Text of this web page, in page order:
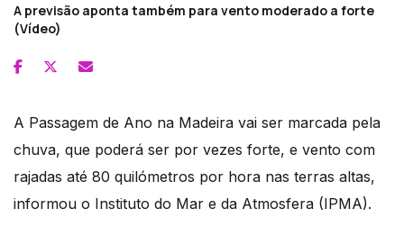
A previsão aponta também para vento moderado a forte
(Vídeo)
A Passagem de Ano na Madeira vai ser marcada pela
chuva, que poderá ser por vezes forte, e vento com
rajadas até 80 quilómetros por hora nas terras altas,
informou o Instituto do Mar e da Atmosfera (IPMA).